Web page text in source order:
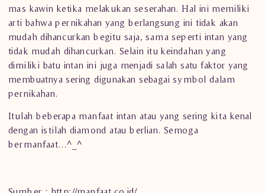
mas kawin ketika melakukan seserahan. Hal ini memiliki
arti bahwa pernikahan yang berlangsung ini tidak akan
mudah dihancurkan begitu saja, sama seperti intan yang
tidak mudah dihancurkan. Selain itu keindahan yang
dimiliki batu intan ini juga menjadi salah satu faktor yang
membuatnya sering digunakan sebagai symbol dalam
pernikahan.
Itulah beberapa manfaat intan atau yang sering kita kenal
dengan istilah diamond atau berlian. Semoga
bermanfaat…^_^